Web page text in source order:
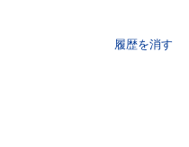
履歴を消す